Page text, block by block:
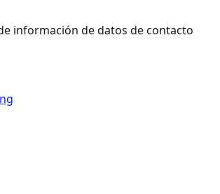
información de datos de contacto